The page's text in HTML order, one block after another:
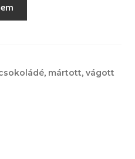
, mártott, vágott